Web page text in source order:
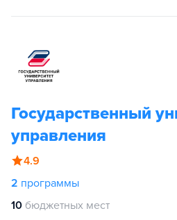
Государственный
управления
4.9
2 программы
10 бюджетных мест